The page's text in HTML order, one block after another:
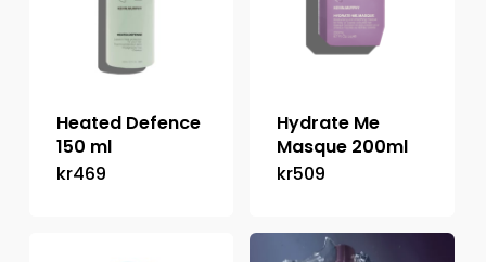
Heated Defence
150 ml
kr469
Hydrate Me
Masque 200ml
kr509